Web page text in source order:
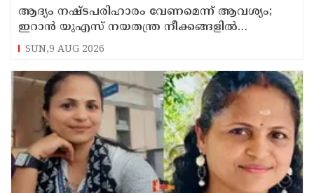
ആദ്യം നഷ്ടപരിഹാരം വേണമെന്ന് ആവശ്യം;
ഇറാന്‍ യുഎസ് നയതന്ത്ര നീക്കങ്ങളില്‍
അനിശ്ചിതത്വം
SUN,9 AUG 2026